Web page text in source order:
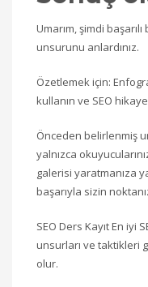
Umarım, şimdi
unsurunu anlardınız.
Özetlemek için:
kullanın ve SEO
Önceden belirlenmiş
yalnızca
galerisi yaratmanıza
başarıyla sizin
SEO Ders Kayıt En iyi
unsurları ve taktikleri
olur.